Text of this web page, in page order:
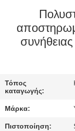
ΠΕΡΊΠΟΥ
ΕΜΕΊΣ
ΈΛΕΓΧΟΣ
Τόπος
καταγωγής:
Μάρκα:
Πιστοποίηση: